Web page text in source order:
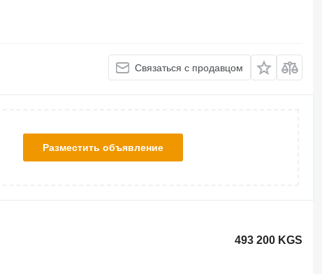
Связаться с продавцом
Разместить объявление
493 200 KGS